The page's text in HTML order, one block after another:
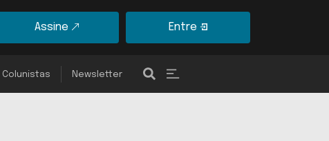
Assine Entre
Colunistas Newsletter